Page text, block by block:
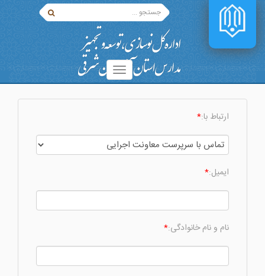
ارتباط با:*
ایمیل:*
نام و نام خانوادگی:*